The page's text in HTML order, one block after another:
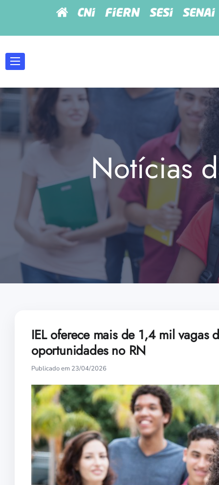
Notícias
IEL oferece mais de 1,4 mil vagas
oportunidades no RN
Publicado em 23/04/2026